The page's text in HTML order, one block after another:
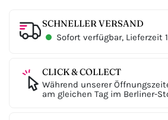
SCHNELLER VERSAND
Sofort verfügbar, Lieferzeit
CLICK & COLLECT
Während unserer
am gleichen Tag im Berliner-